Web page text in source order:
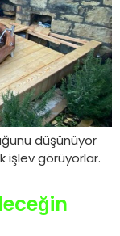
düşünüyor
işlev görüyorlar.